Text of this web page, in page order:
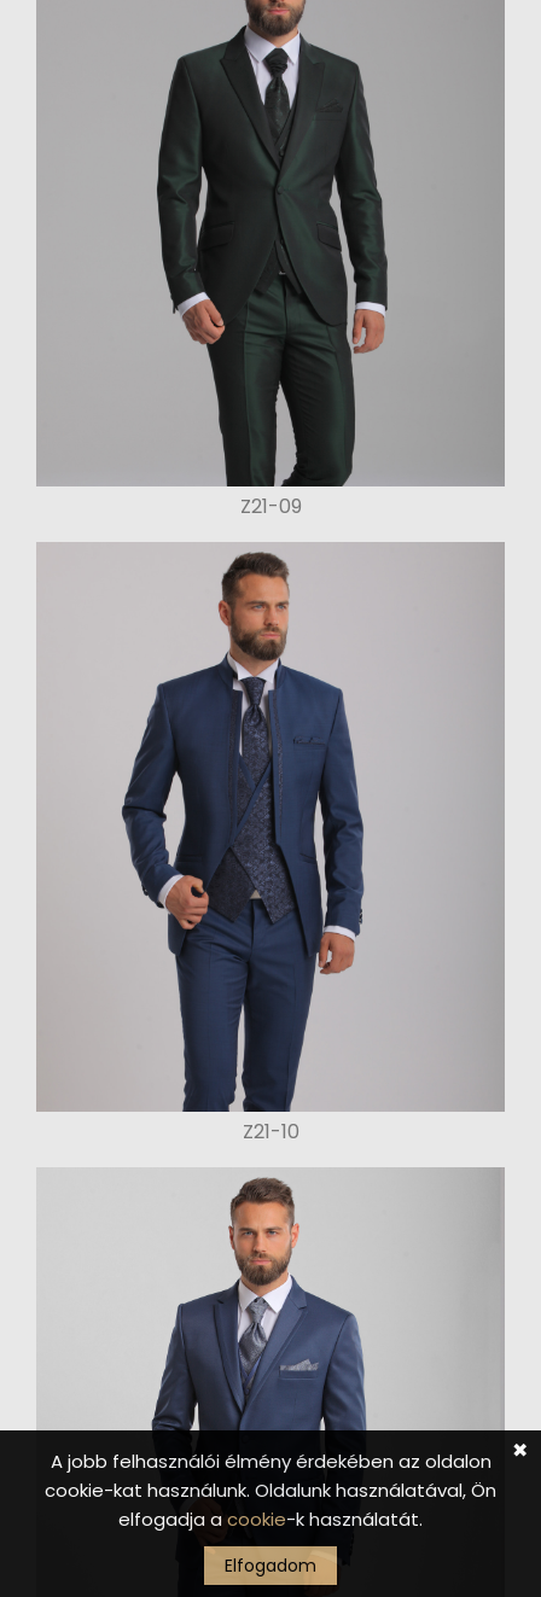
Z21-09
Z21-10
A jobb felhasználói élmény érdekében az oldalon
cookie-kat használunk. Oldalunk használatával, Ön
elfogadja acookie-k használatát.
Elfogadom
✖